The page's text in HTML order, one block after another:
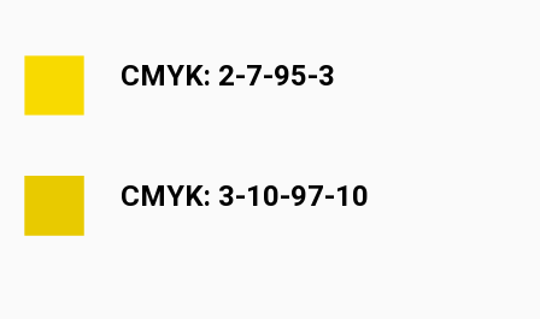
CMYK: 2-7-95-3
CMYK: 3-10-97-10